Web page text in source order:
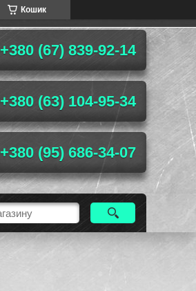
Кошик
+380 (67) 839-92-14
+380 (63) 104-95-34
+380 (95) 686-34-07